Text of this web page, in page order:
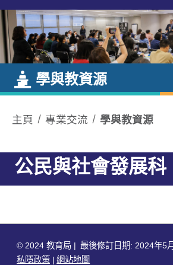
學與教資源
主頁 專業交流
學與教資源
公民與社會發展科
© 2024 教育局 最後修訂日期: 2024年5
私隱政策
網站地圖